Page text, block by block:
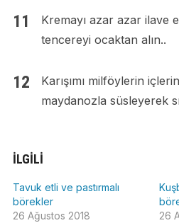
Kremayı azar azar ilave
tencereyi ocaktan alın..
Karışımı milföylerin
maydanozla süsleyerek
İLGILI
Tavuk etli ve pastırmalı
börekler
26 Ağustos 2018
26